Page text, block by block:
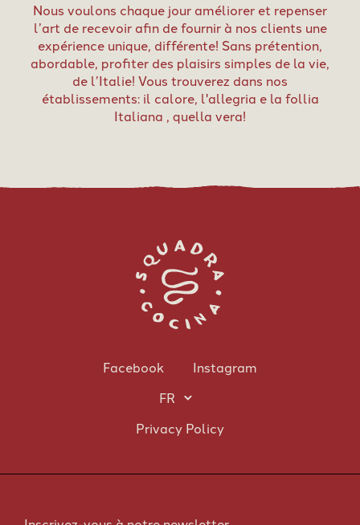
Nous voulons chaque jour améliorer et repenser
l’art de recevoir afin de fournir à nos clients une
expérience unique, différente! Sans prétention,
abordable, profiter des plaisirs simples de la vie,
de l’Italie! Vous trouverez dans nos
établissements: il calore, l'allegria e la follia
Italiana , quella vera!
Facebook Instagram
Privacy Policy